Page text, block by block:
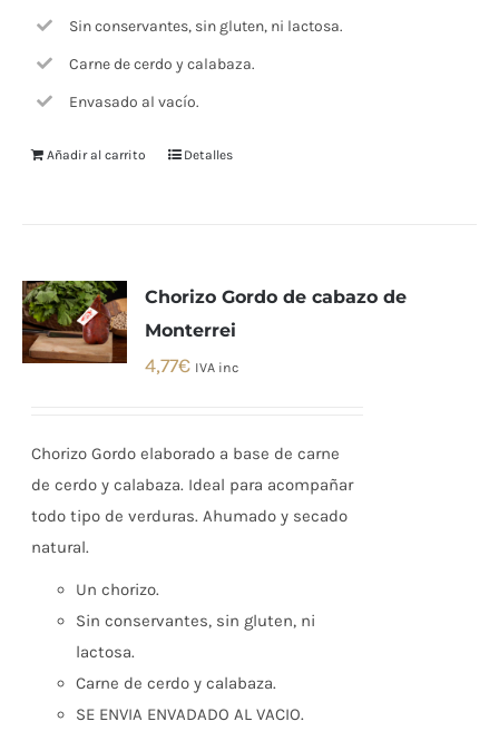
Sin conservantes, sin gluten, ni lactosa.
Carne de cerdo y calabaza.
Envasado al vacío.
Añadir al carrito Detalles
Chorizo Gordo de cabazo de
Monterrei
4,77€ IVA inc
Chorizo Gordo elaborado a base de carne
de cerdo y calabaza. Ideal para acompañar
todo tipo de verduras. Ahumado y secado
natural.
Un chorizo.
Sin conservantes, sin gluten, ni
lactosa.
Carne de cerdo y calabaza.
SE ENVIA ENVADADO AL VACIO.